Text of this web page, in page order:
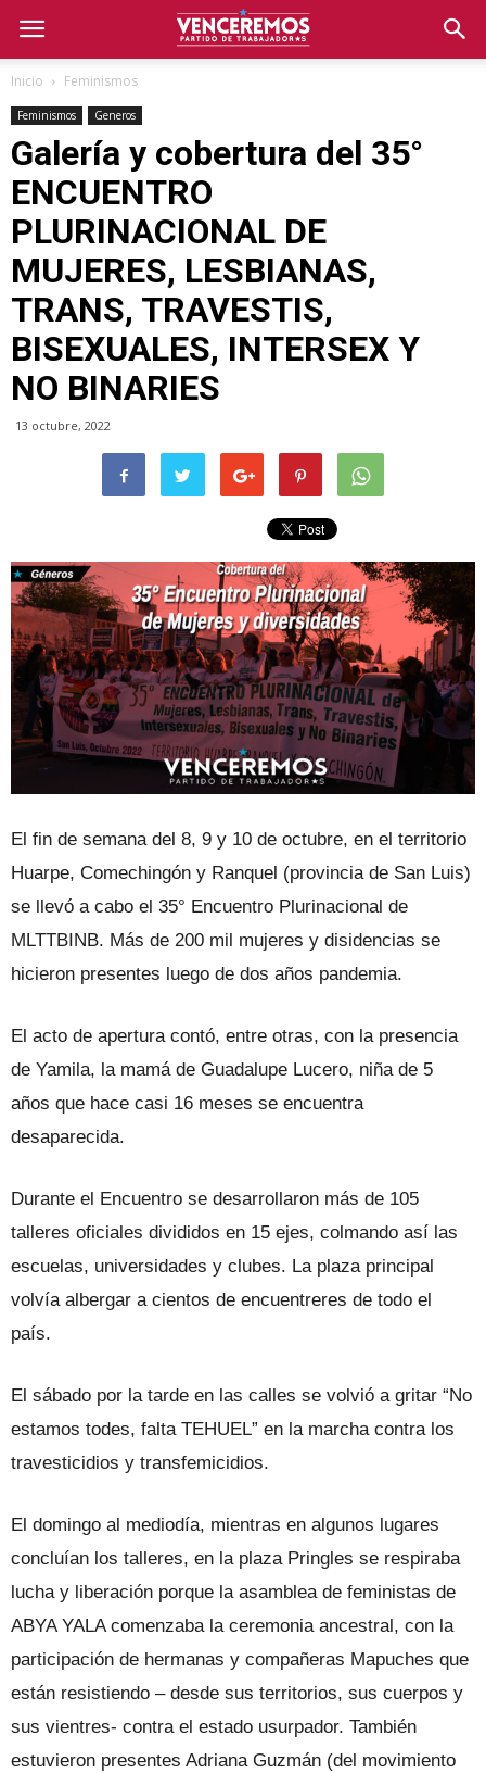
Inicio Feminismos
Feminismos Generos
Galería y cobertura del 35°
ENCUENTRO
PLURINACIONAL DE
MUJERES, LESBIANAS,
TRANS, TRAVESTIS,
BISEXUALES, INTERSEX Y
NO BINARIES
13 octubre, 2022
El fin de semana del 8, 9 y 10 de octubre, en el territorio
Huarpe, Comechingón y Ranquel (provincia de San Luis)
se llevó a cabo el 35° Encuentro Plurinacional de
MLTTBINB. Más de 200 mil mujeres y disidencias se
hicieron presentes luego de dos años pandemia.
El acto de apertura contó, entre otras, con la presencia
de Yamila, la mamá de Guadalupe Lucero, niña de 5
años que hace casi 16 meses se encuentra
desaparecida.
Durante el Encuentro se desarrollaron más de 105
talleres oficiales divididos en 15 ejes, colmando así las
escuelas, universidades y clubes. La plaza principal
volvía albergar a cientos de encuentreres de todo el
país.
El sábado por la tarde en las calles se volvió a gritar “No
estamos todes, falta TEHUEL” en la marcha contra los
travesticidios y transfemicidios.
El domingo al mediodía, mientras en algunos lugares
concluían los talleres, en la plaza Pringles se respiraba
lucha y liberación porque la asamblea de feministas de
ABYA YALA comenzaba la ceremonia ancestral, con la
participación de hermanas y compañeras Mapuches que
están resistiendo – desde sus territorios, sus cuerpos y
sus vientres- contra el estado usurpador. También
estuvieron presentes Adriana Guzmán (del movimiento